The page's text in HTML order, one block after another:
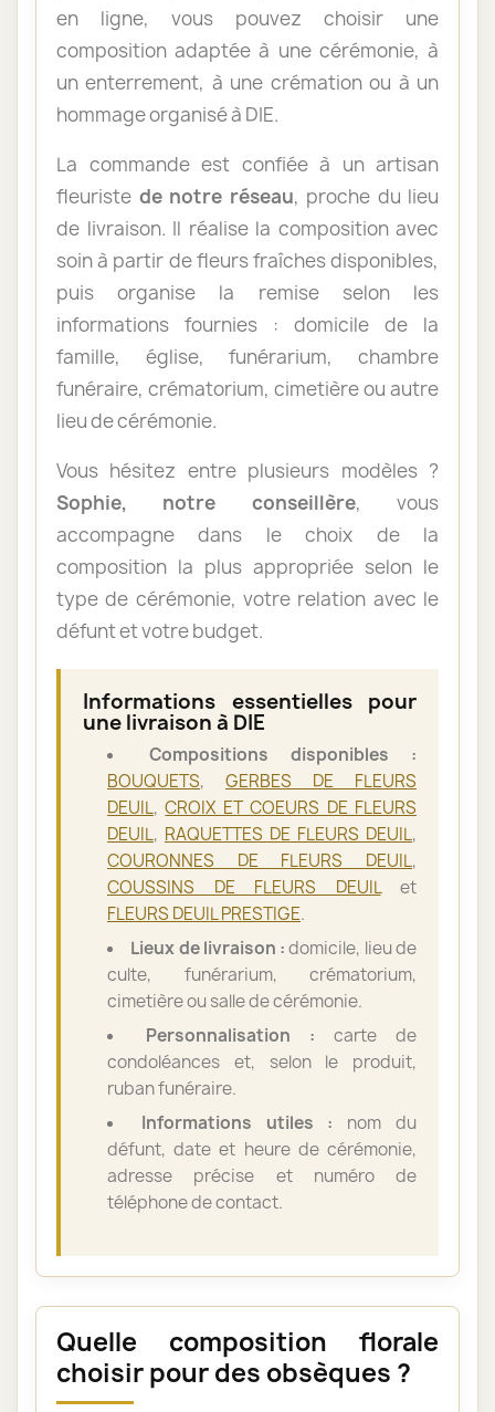
en ligne, vous pouvez choisir une
composition adaptée à une cérémonie, à
un enterrement, à une crémation ou à un
hommage organisé à DIE.
La commande est confiée à un artisan
fleuriste de notre réseau, proche du lieu
de livraison. Il réalise la composition avec
soin à partir de fleurs fraîches disponibles,
puis organise la remise selon les
informations fournies : domicile de la
famille, église, funérarium, chambre
funéraire, crématorium, cimetière ou autre
lieu de cérémonie.
Vous hésitez entre plusieurs modèles ?
Sophie, notre conseillère, vous
accompagne dans le choix de la
composition la plus appropriée selon le
type de cérémonie, votre relation avec le
défunt et votre budget.
Informations essentielles pour
une livraison à DIE
Compositions disponibles :
BOUQUETS, GERBES DE FLEURS
DEUIL,CROIX ET COEURS DE FLEURS
DEUIL, RAQUETTES DE FLEURS DEUIL,
COURONNES DE FLEURS DEUIL,
COUSSINS DE FLEURS DEUILet
FLEURS DEUIL PRESTIGE.
Lieux de livraison :domicile, lieu de
culte, funérarium, crématorium,
cimetière ou salle de cérémonie.
Personnalisation : carte de
condoléances et, selon le produit,
ruban funéraire.
Informations utiles : nom du
défunt, date et heure de cérémonie,
adresse précise et numéro de
téléphone de contact.
Quelle composition florale
choisir pour des obsèques ?